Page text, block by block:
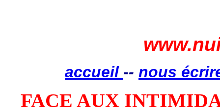
accueil -- nous
FACE AUX